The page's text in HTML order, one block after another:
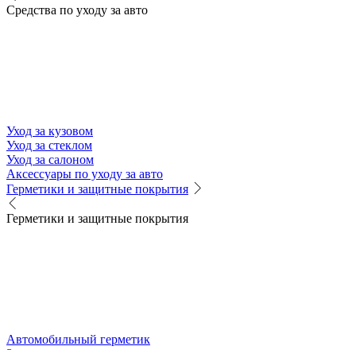
Средства по уходу за авто
Уход за кузовом
Уход за стеклом
Уход за салоном
Аксессуары по уходу за авто
Герметики и защитные покрытия
Герметики и защитные покрытия
Автомобильный герметик